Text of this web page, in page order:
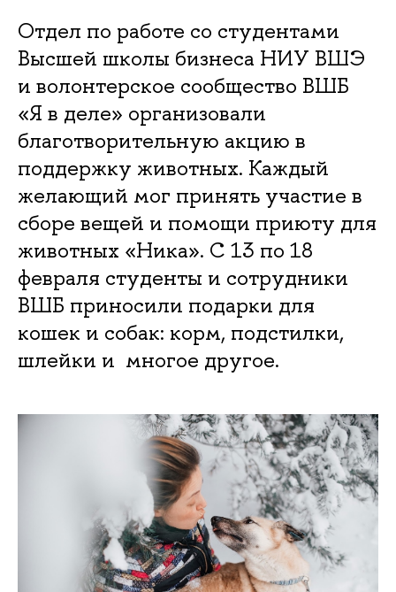
Отдел по работе со студентами
Высшей школы бизнеса НИУ ВШЭ
и волонтерское сообщество ВШБ
«Я в деле» организовали
благотворительную акцию в
поддержку животных. Каждый
желающий мог принять участие в
сборе вещей и помощи приюту для
животных «Ника». С 13 по 18
февраля студенты и сотрудники
ВШБ приносили подарки для
кошек и собак: корм, подстилки,
шлейки и многое другое.